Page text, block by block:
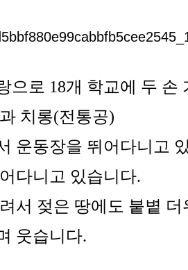
으로 18개 학교에 두 손
치롱(전통공)
운동장을 뛰어다니고
다니고 있습니다.
서 젖은 땅에도 붙볕
웃습니다.